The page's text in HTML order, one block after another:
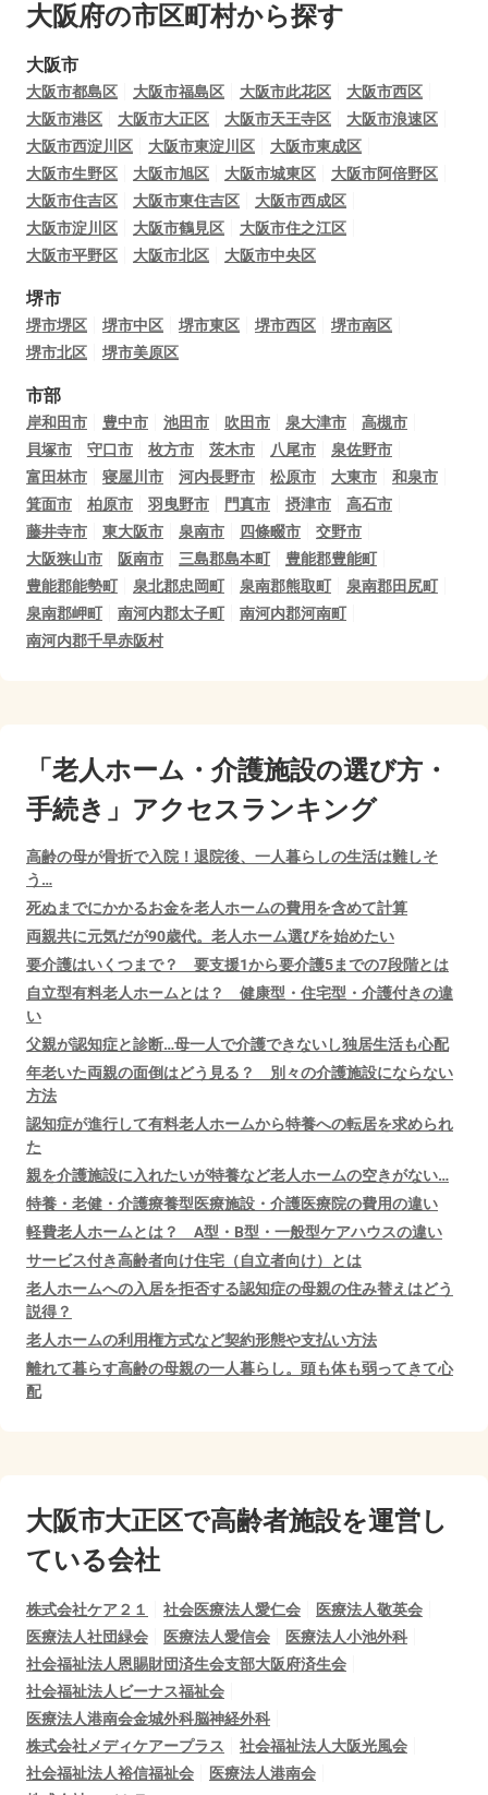
大阪府の市区町村から探す
大阪市
大阪市都島区 大阪市福島区 大阪市此花区
大阪市西区
大阪市港区
大阪市大正区 大阪市天王寺区
大阪市浪速区
大阪市西淀川区
大阪市東淀川区
大阪市東成区
大阪市生野区
大阪市旭区 大阪市城東区
大阪市阿倍野区
大阪市住吉区
大阪市東住吉区
大阪市西成区
大阪市淀川区
大阪市鶴見区
大阪市住之江区
大阪市平野区
大阪市北区 大阪市中央区
堺市
堺市堺区 堺市中区 堺市東区 堺市西区
堺市南区
堺市北区
堺市美原区
市部
岸和田市 豊中市 池田市 吹田市 泉大津市
高槻市
貝塚市
守口市 枚方市 茨木市 八尾市
泉佐野市
富田林市
寝屋川市 河内長野市 松原市 大東市
和泉市
箕面市
柏原市 羽曳野市 門真市 摂津市
高石市
藤井寺市
東大阪市 泉南市 四條畷市
交野市
大阪狭山市
阪南市 三島郡島本町
豊能郡豊能町
豊能郡能勢町
泉北郡忠岡町 泉南郡熊取町
泉南郡田尻町
泉南郡岬町
南河内郡太子町
南河内郡河南町
南河内郡千早赤阪村
「老人ホーム・介護施設の選び方・
手続き」アクセスランキング
高齢の母が骨折で入院！退院後、一人暮らしの生活は難しそ
う…
死ぬまでにかかるお金を老人ホームの費用を含めて計算
両親共に元気だが90歳代。老人ホーム選びを始めたい
要介護はいくつまで？ 要支援1から要介護5までの7段階とは
自立型有料老人ホームとは？ 健康型・住宅型・介護付きの違
い
父親が認知症と診断…母一人で介護できないし独居生活も心配
年老いた両親の面倒はどう見る？ 別々の介護施設にならない
方法
認知症が進行して有料老人ホームから特養への転居を求められ
た
親を介護施設に入れたいが特養など老人ホームの空きがない…
特養・老健・介護療養型医療施設・介護医療院の費用の違い
軽費老人ホームとは？ A型・B型・一般型ケアハウスの違い
サービス付き高齢者向け住宅（自立者向け）とは
老人ホームへの入居を拒否する認知症の母親の住み替えはどう
説得？
老人ホームの利用権方式など契約形態や支払い方法
離れて暮らす高齢の母親の一人暮らし。頭も体も弱ってきて心
配
大阪市大正区で高齢者施設を運営し
ている会社
株式会社ケア２１ 社会医療法人愛仁会
医療法人敬英会
医療法人社団緑会
医療法人愛信会
医療法人小池外科
社会福祉法人恩賜財団済生会支部大阪府済生会
社会福祉法人ビーナス福祉会
医療法人港南会金城外科脳神経外科
株式会社メディケアープラス
社会福祉法人大阪光風会
社会福祉法人裕信福祉会
医療法人港南会